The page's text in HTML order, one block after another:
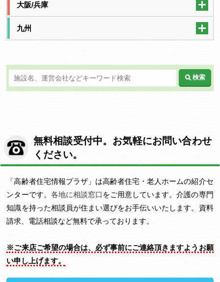
大阪/兵庫
九州
検索
無料相談受付中。お気軽にお問い合わせ
ください。
「高齢者住宅情報プラザ」は高齢者住宅・老人ホームの紹介セ
ンターです。 各地に相談窓口 をご用意しています。介護の専門
知識を持った相談員が住まい選びをお手伝いいたします。資料
請求、電話相談など無料で承っております。
※ご来店ご希望の場合は、必ず事前にご連絡頂きますようお願
い申し上げます。